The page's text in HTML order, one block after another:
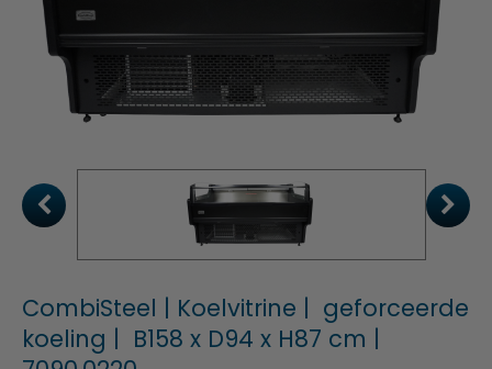
CombiSteel | Koelvitrine | geforceerde
koeling | B158 x D94 x H87 cm |